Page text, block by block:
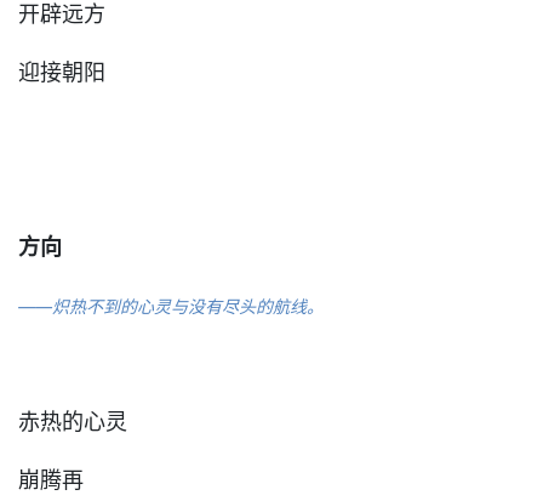
开辟远方
迎接朝阳
方向
——炽热不到的心灵与没有尽头的航线。
赤热的心灵
崩腾再